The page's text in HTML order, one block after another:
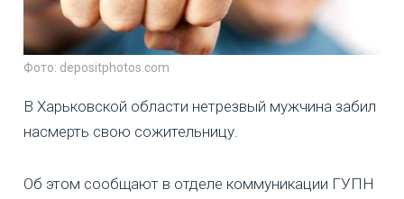
Фото: depositphotos.com
В Харьковской области нетрезвый мужчина забил
насмерть свою сожительницу.
Об этом сообщают в отделе коммуникации ГУПН